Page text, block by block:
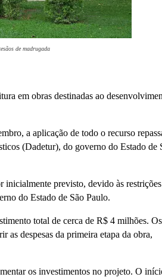
de madrugada
em obras destinadas ao
a aplicação de todo o recurso
(Dadetur), do governo do Estado de
inicialmente previsto, devido às restrições
do Estado de São Paulo.
total de cerca de R$ 4 milhões. Os
as despesas da primeira etapa da obra,
os investimentos no projeto. O